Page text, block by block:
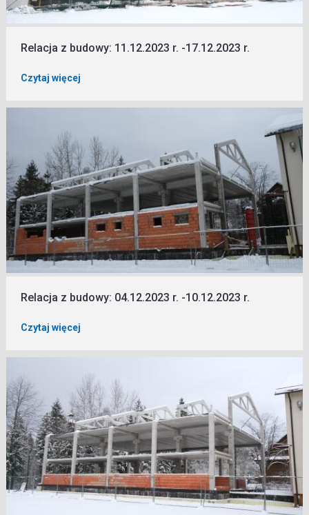
Relacja z budowy: 11.12.2023 r. -17.12.2023 r.
Czytaj więcej
Relacja z budowy: 04.12.2023 r. -10.12.2023 r.
Czytaj więcej